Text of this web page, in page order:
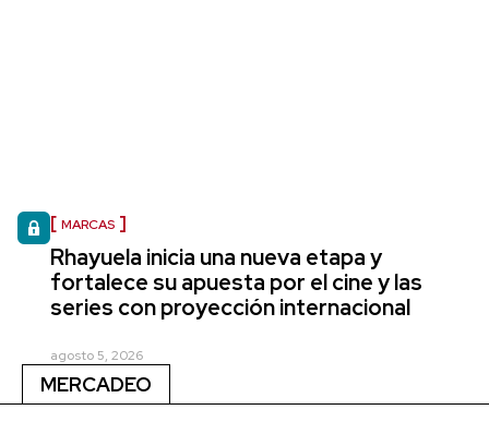
MARCAS
Rhayuela inicia una nueva etapa y
fortalece su apuesta por el cine y las
series con proyección internacional
agosto 5, 2026
MERCADEO